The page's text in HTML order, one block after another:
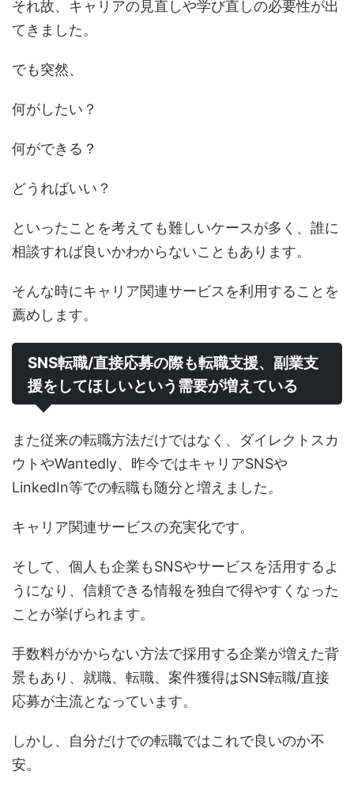
それ故、キャリアの見直しや学び直しの必要性が出
てきました。
でも突然、
何がしたい？
何ができる？
どうればいい？
といったことを考えても難しいケースが多く、誰に
相談すれば良いかわからないこともあります。
そんな時にキャリア関連サービスを利用することを
薦めします。
SNS転職/直接応募の際も転職支援、副業支
援をしてほしいという需要が増えている
また従来の転職方法だけではなく、ダイレクトスカ
ウトやWantedly、昨今ではキャリアSNSや
LinkedIn等での転職も随分と増えました。
キャリア関連サービスの充実化です。
そして、個人も企業もSNSやサービスを活用するよ
うになり、信頼できる情報を独自で得やすくなった
ことが挙げられます。
手数料がかからない方法で採用する企業が増えた背
景もあり、就職、転職、案件獲得はSNS転職/直接
応募が主流となっています。
しかし、自分だけでの転職ではこれで良いのか不
安。